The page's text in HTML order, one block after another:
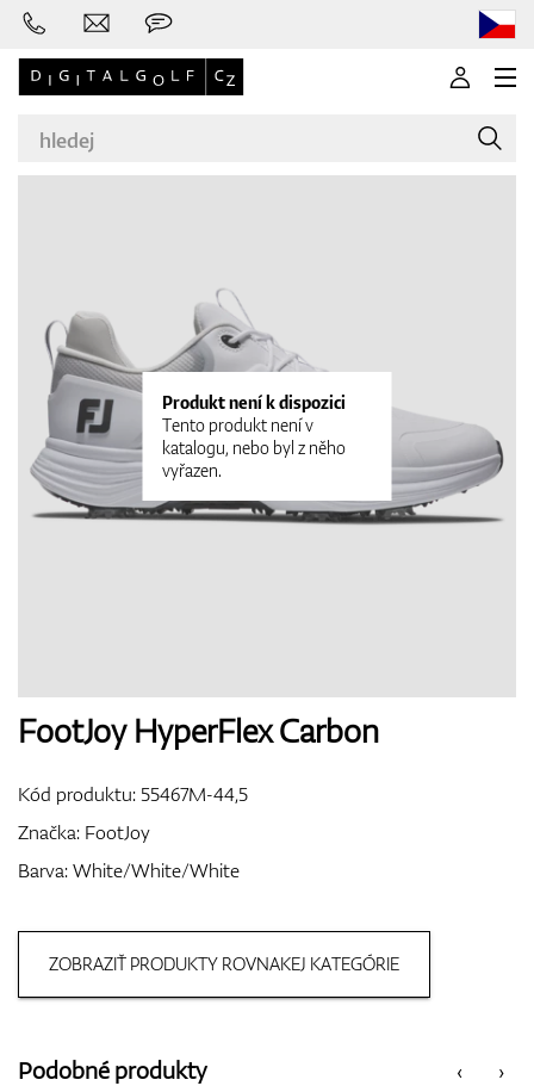
Golfové hole
Bagy
Produkt není k dispozici
Tento produkt není v
katalogu, nebo byl z něho
vyřazen.
FootJoy HyperFlex Carbon
Kód produktu:55467M-44,5
Značka: FootJoy
Barva: White/White/White
ZOBRAZIŤ PRODUKTY ROVNAKEJ KATEGÓRIE
‹
Podobné produkty ›